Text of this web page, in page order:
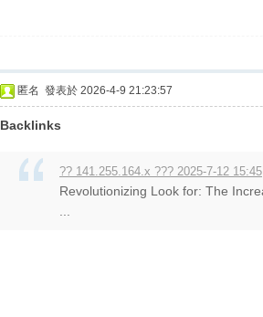
匿名 發表於 2026-4-9 21:23:57
Backlinks
?? 141.255.164.x ??? 2025-7-12 15:45
Revolutionizing Look for: The